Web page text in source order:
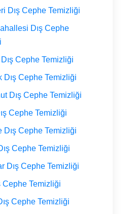
Dış Cephe Temizliği
Dış Cephe
Cephe Temizliği
Dış Cephe Temizliği
Dış Cephe Temizliği
Cephe Temizliği
Dış Cephe Temizliği
Cephe Temizliği
Dış Cephe Temizliği
Cephe Temizliği
Cephe Temizliği